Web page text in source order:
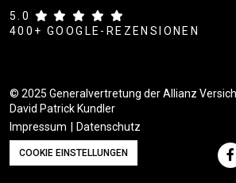
5.0
400+ GOOGLE-REZENSIONEN
© 2025 Generalvertretung der Allianz
David Patrick Kundler
Impressum
Datenschutz
COOKIE EINSTELLUNGEN